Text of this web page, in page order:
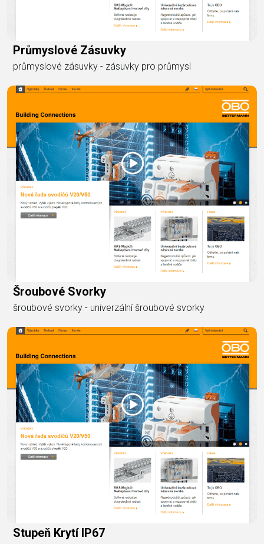
Průmyslové Zásuvky
průmyslové zásuvky - zásuvky pro průmysl
Šroubové Svorky
šroubové svorky - univerzální šroubové svorky
Stupeň Krytí IP67